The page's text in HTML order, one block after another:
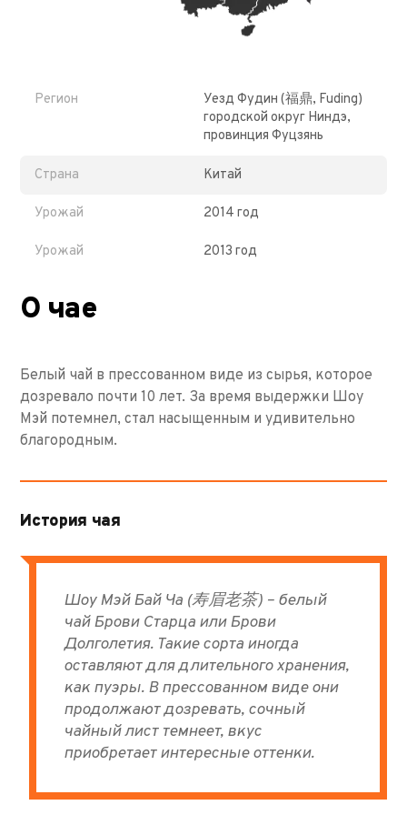
Регион
Уезд Фудин (福鼎, Fuding)
городской округ Ниндэ,
провинция Фуцзянь
Страна Китай
Урожай 2014 год
Урожай 2013 год
О чае
Белый чай в прессованном виде из сырья, которое
дозревало почти 10 лет. За время выдержки Шоу
Мэй потемнел, стал насыщенным и удивительно
благородным.
История чая
Шоу Мэй Бай Ча (寿眉老茶) – белый
чай Брови Старца или Брови
Долголетия. Такие сорта иногда
оставляют для длительного хранения,
как пуэры. В прессованном виде они
продолжают дозревать, сочный
чайный лист темнеет, вкус
приобретает интересные оттенки.